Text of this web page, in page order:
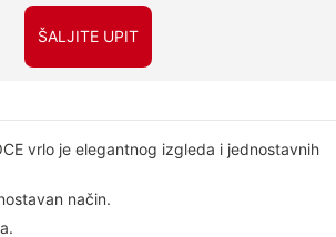
ŠALJITE UPIT
vrlo je elegantnog izgleda i jednostavnih
način.